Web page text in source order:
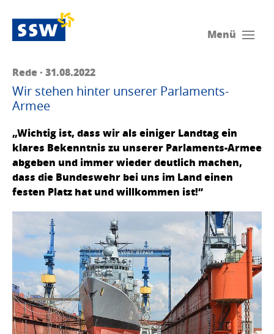
Menü
Rede · 31.08.2022
Wir stehen hinter unserer Parlaments-
Armee
„Wichtig ist, dass wir als einiger Landtag ein
klares Bekenntnis zu unserer Parlaments-Armee
abgeben und immer wieder deutlich machen,
dass die Bundeswehr bei uns im Land einen
festen Platz hat und willkommen ist!“